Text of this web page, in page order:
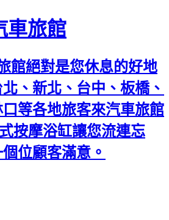
車旅館
館絕對是您休息的好地
、新北、台中、板橋、
等各地旅客來汽車旅館
按摩浴缸讓您流連忘
位顧客滿意。